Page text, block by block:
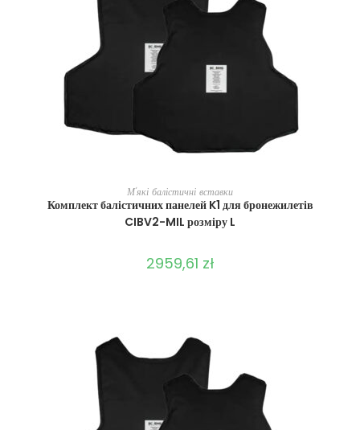
ВИБЕРІТЬ ОПЦІЇ
М'які балістичні вставки
Комплект балістичних панелей K1 для бронежилетів
CIBV2-MIL розміру L
2959,61 zł